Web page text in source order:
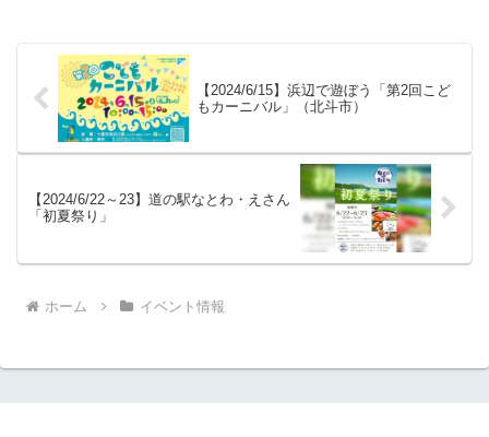
【2024/6/15】浜辺で遊ぼう「第2回こど
もカーニバル」（北斗市）
【2024/6/22～23】道の駅なとわ・えさん
「初夏祭り」
ホーム イベント情報